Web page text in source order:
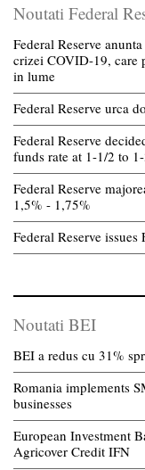
Noutati Federal
Federal Reserve
crizei COVID-19, care
in lume
Federal Reserve urca
Federal Reserve
funds rate at 1-1/2 to
Federal Reserve
1,5% - 1,75%
Federal Reserve issues
Noutati BEI
BEI a redus cu 31%
Romania implements
businesses
European Investment
Agricover Credit IFN